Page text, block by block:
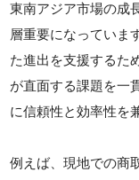
東南アジア市場の成
層重要になっていま
た進出を支援するた
が直面する課題を一
に信頼性と効率性を
例えば、現地での商